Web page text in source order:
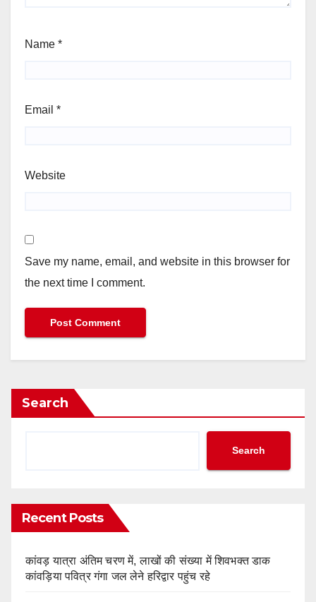
Name *
Email *
Website
Save my name, email, and website in this browser for
the next time I comment.
Search
Search
Recent Posts
कांवड़ यात्रा अंतिम चरण में, लाखों की संख्या में शिवभक्त डाक
कांवड़िया पवित्र गंगा जल लेने हरिद्वार पहुंच रहे